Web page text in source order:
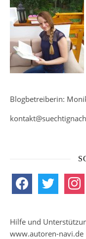
Blogbetreiberin:
facebook twitter
Hilfe und
www.autoren-navi.de